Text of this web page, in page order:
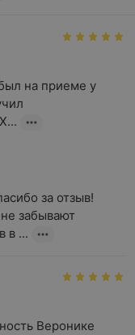
на приеме у
за отзыв!
забывают
в ...
Веронике